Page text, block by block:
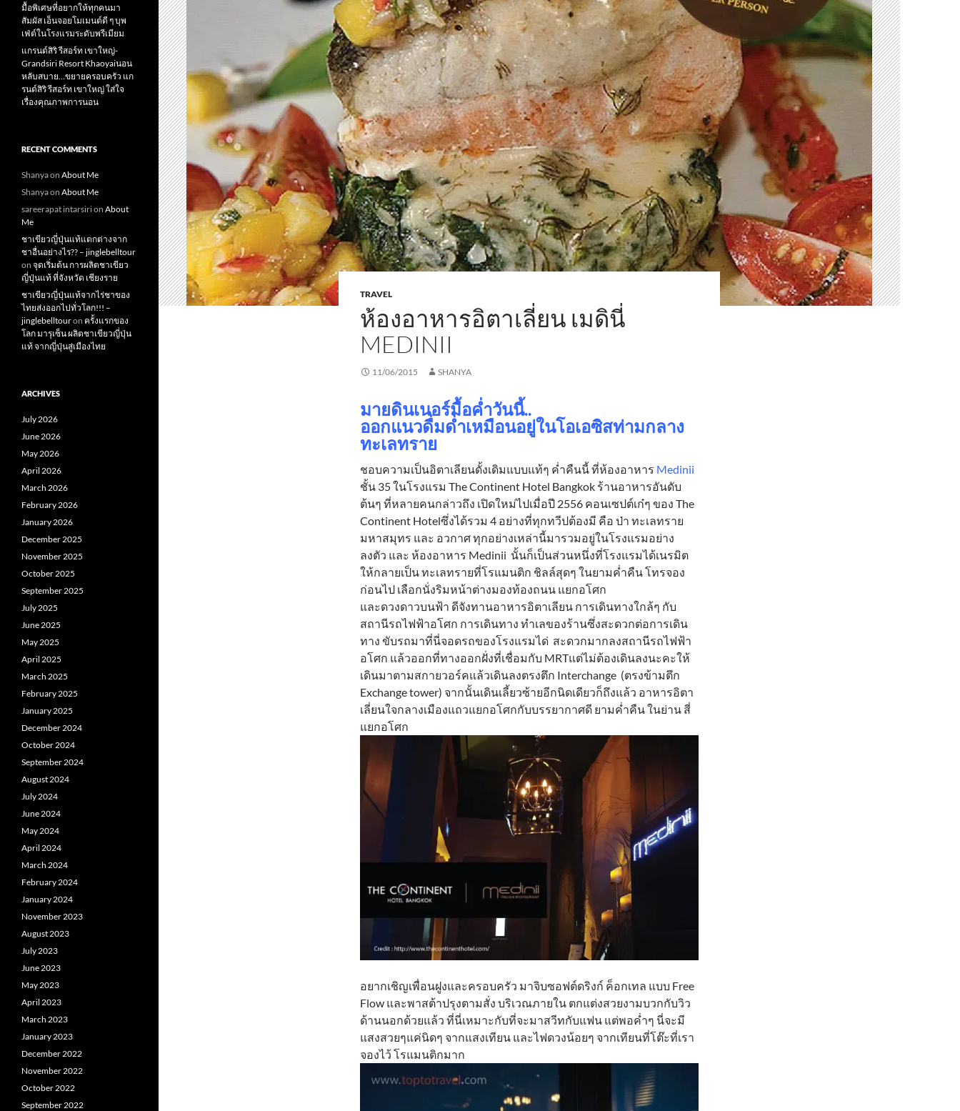
TRAVEL
ห้องอาหารอิตาเลี่ยน เมดินี่
MEDINII
11/06/2015 SHANYA
มายดินเนอร์มื้อค่ำวันนี้..
ออกแนวดื่มด่ำเหมือนอยู่ในโอเอซิสท่ามกลาง
ทะเลทราย
ชอบความเป็นอิตาเลียนดั้งเดิมแบบแท้ๆ ค่ำคืนนี้ ที่ห้องอาหาร Medinii
ชั้น 35 ในโรงแรม The Continent Hotel Bangkok ร้านอาหารอันดับ
ต้นๆ ที่หลายคนกล่าวถึง เปิดใหม่ไปเมื่อปี 2556 คอนเซปต์เก๋ๆ ของ The
Continent Hotelซึ่งได้รวม 4 อย่างที่ทุกทวีปต้องมี คือ ป่า ทะเลทราย
มหาสมุทร และ อวกาศ ทุกอย่างเหล่านี้มารวมอยู่ในโรงแรมอย่าง
ลงตัว และ ห้องอาหาร Medinii นั้นก็เป็นส่วนหนึ่งที่โรงแรมได้เนรมิต
ให้กลายเป็น ทะเลทรายที่โรแมนติก ชิลล์สุดๆ ในยามค่ำคืน โทรจอง
ก่อนไป เลือกนั่งริมหน้าต่างมองท้องถนน แยกอโศก
และดวงดาวบนฟ้า ดีจังทานอาหารอิตาเลียน การเดินทางใกล้ๆ กับ
สถานีรถไฟฟ้าอโศก การเดินทาง ทำเลของร้านซึ่งสะดวกต่อการเดิน
ทาง ขับรถมาที่นี่จอดรถของโรงแรมได่ สะดวกมากลงสถานีรถไฟฟ้า
อโศก แล้วออกที่ทางออกฝั่งที่เชื่อมกับ MRTแต่ไม่ต้องเดินลงนะคะให้
เดินมาตามสกายวอร์คแล้วเดินลงตรงตึก Interchange (ตรงข้ามตึก
Exchange tower) จากนั้นเดินเลี้ยวซ้ายอีกนิดเดียวก็ถึงแล้ว อาหารอิตา
เลี่ยนใจกลางเมืองแถวแยกอโศกกับบรรยากาศดี ยามค่ำคืน ในย่าน สี่
แยกอโศก
อยากเชิญเพื่อนฝูงและครอบครัว มาจิบซอฟต์ดริงก์ ค็อกเทล แบบ Free
Flow และพาสต้าปรุงตามสั่ง บริเวณภายใน ตกแต่งสวยงามบวกกับวิว
ด้านนอกด้วยแล้ว ที่นี่เหมาะกับที่จะมาสวีทกับแฟน แต่พอค่ำๆ นี่จะมี
แสงสวยๆแค่นิดๆ จากแสงเทียน และไฟดวงน้อยๆ จากเทียนที่โต๊ะที่เรา
จองไว้ โรแมนติกมาก
มื้อพิเศษที่อยากให้ทุกคนมา
สัมผัส เอ็นจอยโมเมนต์ดี ๆ บุพ
เฟ่ต์ในโรงแรมระดับพรีเมียม
แกรนด์สิริ​ รีสอร์ท​ เขาใหญ่​-
Grandsiri​ Resort​ Khaoyaiนอน
หลับสบาย…ขยายครอบครัว แก
รนด์สิริ รีสอร์ท เขาใหญ่ ใส่ใจ
เรื่องคุณภาพการนอน
RECENT COMMENTS
Shanyaon About Me
Shanyaon About Me
sareerapat intarsirion About
Me
ชาเขียวญี่ปุ่นแท้แตกต่างจาก
ชาอื่นอย่างไร?? – jinglebelltour
on จุดเริ่มต้น การผลิตชาเขียว
ญี่ปุ่นแท้ ที่จังหวัด เชียงราย
ชาเขียวญี่ปุ่นแท้จากไร่ชาของ
ไทยส่งออกไปทั่วโลก!!! –
jinglebelltouron ครั้งแรกของ
โลก มารุเซ็น ผลิตชาเขียวญี่ปุ่น
แท้ จากญี่ปุ่นสู่เมืองไทย
ARCHIVES
July 2026
June 2026
May 2026
April 2026
March 2026
February 2026
January 2026
December 2025
November 2025
October 2025
September 2025
July 2025
June 2025
May 2025
April 2025
March 2025
February 2025
January 2025
December 2024
October 2024
September 2024
August 2024
July 2024
June 2024
May 2024
April 2024
March 2024
February 2024
January 2024
November 2023
August 2023
July 2023
June 2023
May 2023
April 2023
March 2023
January 2023
December 2022
November 2022
October 2022
September 2022